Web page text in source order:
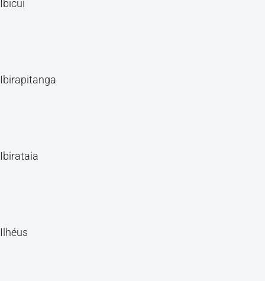
Ibicuí
Ibirapitanga
Ibirataia
Ilhéus